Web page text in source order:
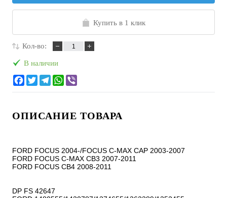
Купить в 1 клик
Кол-во:
В наличии
ОПИСАНИЕ ТОВАРА
FORD FOCUS 2004-/FOCUS C-MAX CAP 2003-2007
FORD FOCUS C-MAX CB3 2007-2011
FORD FOCUS CB4 2008-2011
DP FS 42647